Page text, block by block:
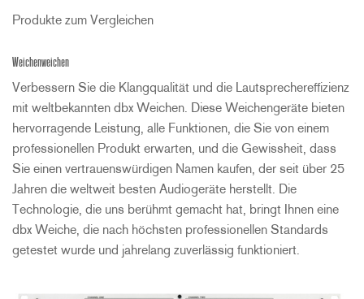
Produkte zum Vergleichen
Weichenweichen
Verbessern Sie die Klangqualität und die Lautsprechereffizienz
mit weltbekannten dbx Weichen. Diese Weichengeräte bieten
hervorragende Leistung, alle Funktionen, die Sie von einem
professionellen Produkt erwarten, und die Gewissheit, dass
Sie einen vertrauenswürdigen Namen kaufen, der seit über 25
Jahren die weltweit besten Audiogeräte herstellt. Die
Technologie, die uns berühmt gemacht hat, bringt Ihnen eine
dbx Weiche, die nach höchsten professionellen Standards
getestet wurde und jahrelang zuverlässig funktioniert.